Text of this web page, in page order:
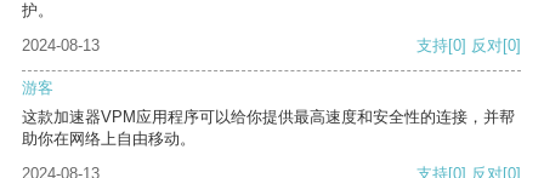
护。
2024-08-13
支持[0] 反对[0]
游客
这款加速器VPM应用程序可以给你提供最高速度和安全性的连接，并帮
助你在网络上自由移动。
2024-08-13
支持[0] 反对[0]